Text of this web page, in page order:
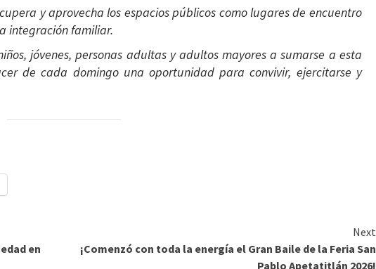
y aprovecha los espacios públicos como lugares de encuentro
integración familiar.
jóvenes, personas adultas y adultos mayores a sumarse a esta
de cada domingo una oportunidad para convivir, ejercitarse y
en
Next
¡Comenzó con toda la energía el Gran Baile de la Feria San
Pablo Apetatitlán 2026!